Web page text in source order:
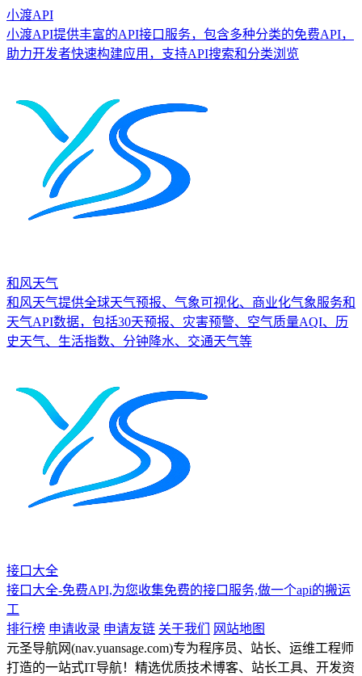
小渡API
小渡API提供丰富的API接口服务，包含多种分类的免费API，
助力开发者快速构建应用，支持API搜索和分类浏览
和风天气
和风天气提供全球天气预报、气象可视化、商业化气象服务和
天气API数据，包括30天预报、灾害预警、空气质量AQI、历
史天气、生活指数、分钟降水、交通天气等
接口大全
接口大全-免费API,为您收集免费的接口服务,做一个api的搬运
工
排行榜 申请收录 申请友链 关于我们
网站地图
元圣导航网(nav.yuansage.com)专为程序员、站长、运维工程师
打造的一站式IT导航！精选优质技术博客、站长工具、开发资